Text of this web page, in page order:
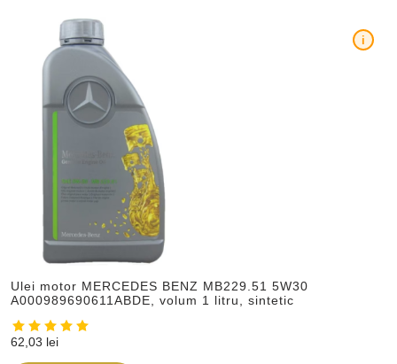
Ulei motor MERCEDES BENZ MB229.51 5W30
A000989690611ABDE, volum 1 litru, sintetic
i
62,03 lei